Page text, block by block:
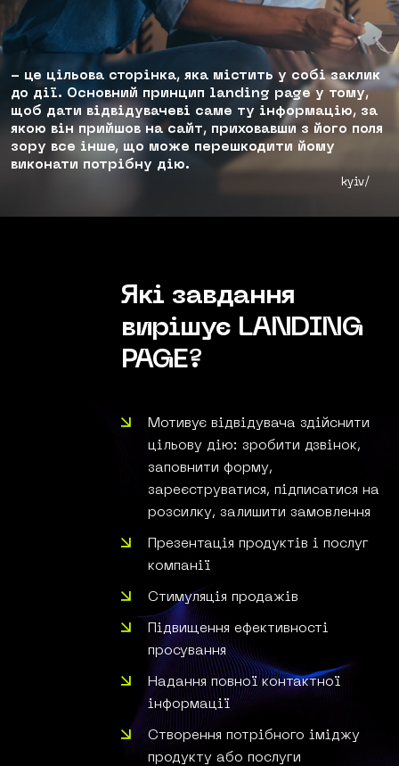
UX/UI ДИЗАЙН
РОЗРОБКА САЙТІВ
landing page
корпоративний сайт
інтернет-магазин
онлайн портал
ПІДТРИМКА САЙТУ
facebook instagram behance linkedIn
- це цільова сторінка, яка містить у собі заклик
до дії. Основний принцип landing page у тому,
щоб дати відвідувачеві саме ту інформацію, за
якою він прийшов на сайт, приховавши з його поля
зору все інше, що може перешкодити йому
виконати потрібну дію.
kyiv/
Які завдання
вирішує LANDING
PAGE?
Мотивує відвідувача здійснити
цільову дію: зробити дзвінок,
заповнити форму,
зареєструватися, підписатися на
розсилку, залишити замовлення
Презентація продуктів і послуг
компанії
Стимуляція продажів
Підвищення ефективності
просування
Надання повної контактної
інформації
Створення потрібного іміджу
продукту або послуги